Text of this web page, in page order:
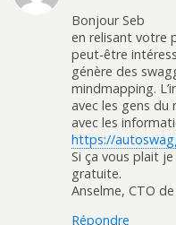
Bonjour Seb
en relisant votre
peut-être
génère des
mindmapping.
avec les gens
avec les
https://
Si ça vous plait
gratuite.
Anselme, CTO
Répondre